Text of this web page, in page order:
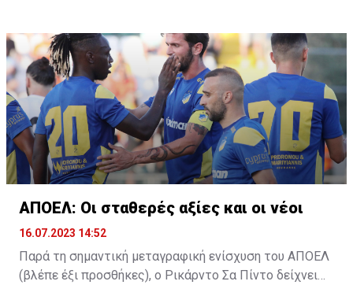
ΑΠΟΕΛ: Οι σταθερές αξίες και οι νέοι
16.07.2023 14:52
Παρά τη σημαντική μεταγραφική ενίσχυση του ΑΠΟΕΛ
(βλέπε έξι προσθήκες), ο Ρικάρντο Σα Πίντο δείχνει